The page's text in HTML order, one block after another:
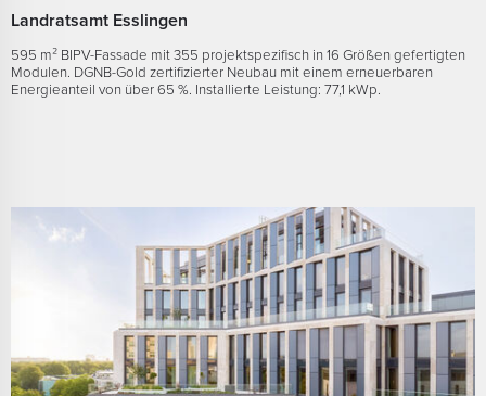
Landratsamt Esslingen
595 m² BIPV-Fassade mit 355 projektspezifisch in 16 Größen gefertigten
Modulen. DGNB-Gold zertifizierter Neubau mit einem erneuerbaren
Energieanteil von über 65 %. Installierte Leistung: 77,1 kWp.